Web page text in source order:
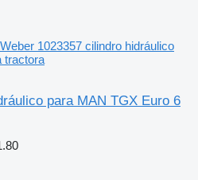
Weber 1023357 cilindro hidráulico
tractora
para MAN TGX Euro 6